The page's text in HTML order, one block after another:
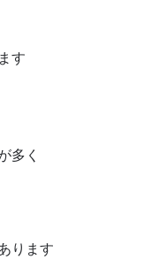
す
多く
ります